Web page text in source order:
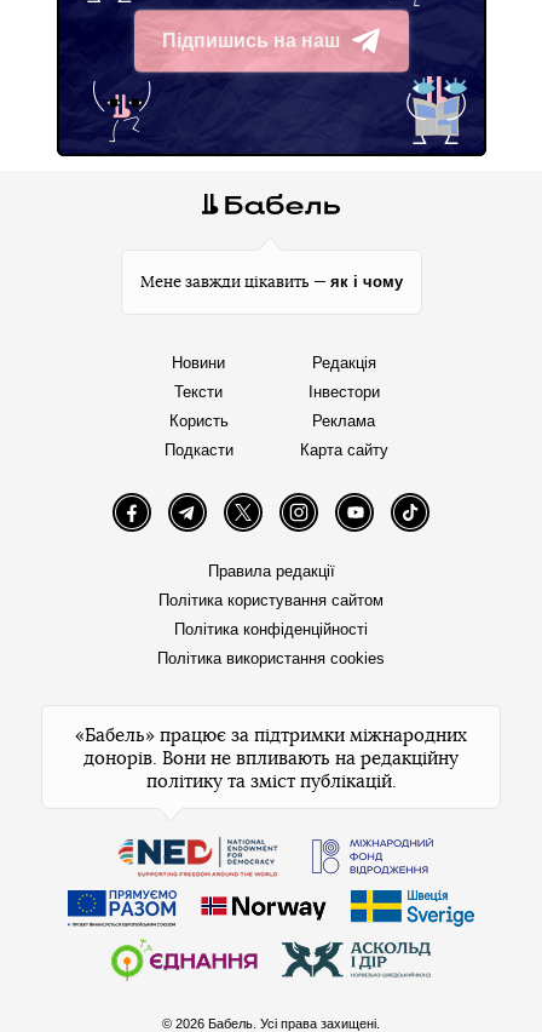
Підпишись на наш
Telegram
Мене завжди цікавить — як і чому
Новини
Тексти
Користь
Подкасти
Редакція
Інвестори
Реклама
Карта сайту
FacebookTelegramTwitter InstagramYouTube TikTok
Правила редакції
Політика користування сайтом
Політика конфіденційності
Політика використання cookies
«Бабель» працює за підтримки міжнародних
донорів. Вони не впливають на редакційну
політику та зміст публікацій.
© 2026 Бабель. Усі права захищені.